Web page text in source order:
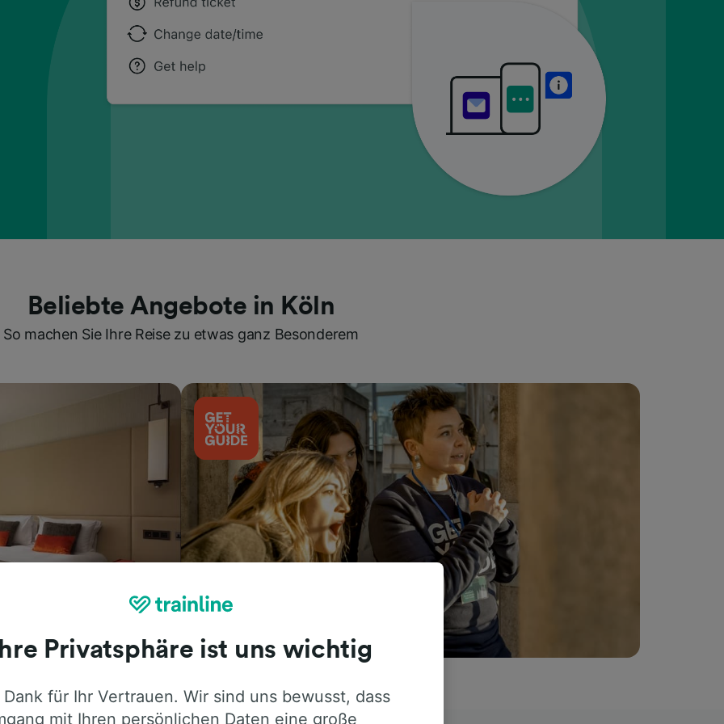
Beliebte Angebote in Köln
So machen Sie Ihre Reise zu etwas ganz Besonderem
Ihre Privatsphäre ist uns wichtig
für Ihr Vertrauen. Wir sind uns bewusst, dass
mit Ihren persönlichen Daten eine große